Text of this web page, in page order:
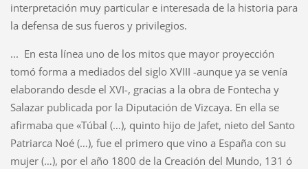
interpretación muy particular e interesada de la historia para
la defensa de sus fueros y privilegios.
... En esta línea uno de los mitos que mayor proyección
tomó forma a mediados del siglo XVIII -aunque ya se venía
elaborando desde el XVI-, gracias a la obra de Fontecha y
Salazar publicada por la Diputación de Vizcaya. En ella se
afirmaba que «Túbal (…), quinto hijo de Jafet, nieto del Santo
Patriarca Noé (…), fue el primero que vino a España con su
mujer (…), por el año 1800 de la Creación del Mundo, 131 ó